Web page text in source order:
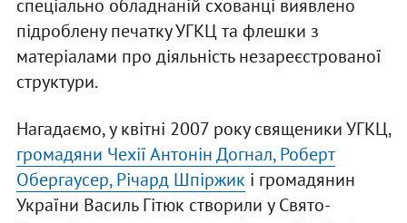
спеціально обладнаній схованці виявлено
підроблену печатку УГКЦ та флешки з
матеріалами про діяльність незареєстрованої
структури.
Нагадаємо, у квітні 2007 року священики УГКЦ,
громадяни Чехії Антонін Догнал, Роберт
Обергаусер, Річард Шпіржик і громадянин
України Василь Гітюк створили у Свято-